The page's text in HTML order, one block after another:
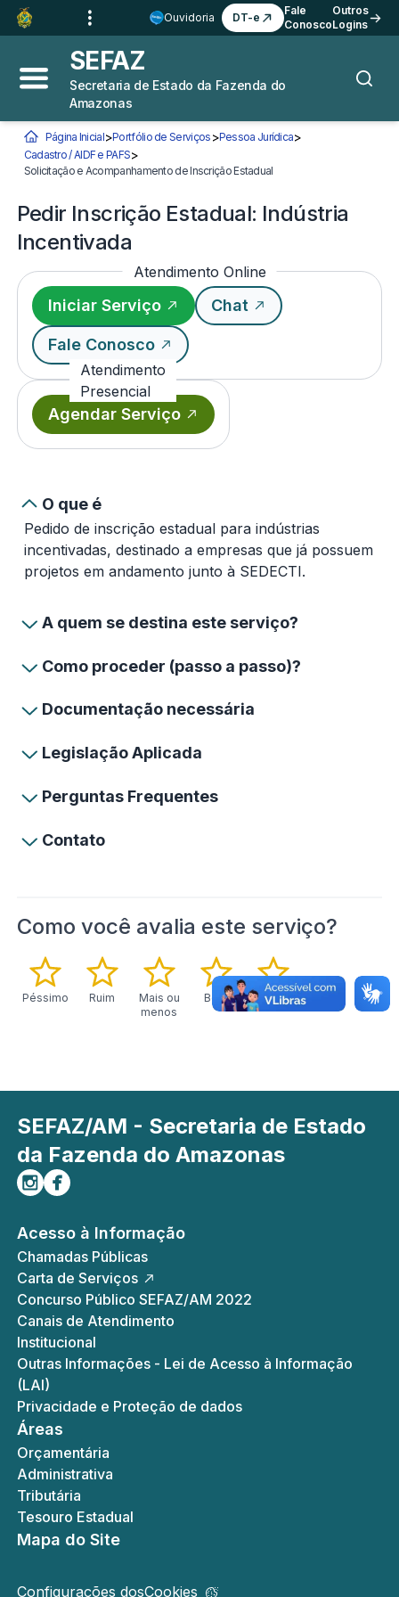
Ir para o
Conteúdo
Ir para a
Navegação 3
Ir para o
Rodapé 4
Ouvidoria DT-e
Fale
Conosco
Outros
Logins
Abrir menu principal
SEFAZ
Secretaria de Estado da Fazenda do
Amazonas
Você está aqui:
Página Inicial>Portfólio de Serviços >Pessoa Jurídica>
Cadastro / AIDF e PAFS>
Solicitação e Acompanhamento de Inscrição EstadualPedir Inscrição Estadual:
Pedir Inscrição Estadual: Indústria
Incentivada
Atendimento Online
Iniciar Serviço Chat
Fale Conosco
Atendimento
Presencial
Agendar Serviço
O que é
Pedido de inscrição estadual para indústrias
incentivadas, destinado a empresas que já possuem
projetos em andamento junto à SEDECTI.
A quem se destina este serviço?
Como proceder (passo a passo)?
Documentação necessária
Legislação Aplicada
Perguntas Frequentes
Contato
Como você avalia este serviço?
Péssimo Ruim
Mais ou
menos
Bom Excelente
SEFAZ/AM - Secretaria de Estado
da Fazenda do Amazonas
Siga-nos no Instagram
Curta-nos no Facebook
Acesso à Informação
Chamadas Públicas
Carta de Serviços
Concurso Público SEFAZ/AM 2022
Canais de Atendimento
Institucional
Outras Informações - Lei de Acesso à Informação
(LAI)
Privacidade e Proteção de dados
Áreas
Orçamentária
Administrativa
Tributária
Tesouro Estadual
Mapa do Site
Configurações dosCookies